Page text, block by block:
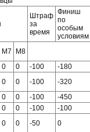
Штраф
за
время
Финиш
по
особым
условиям
М7
М8
0 0 -100
-180
0 0 -100
-320
0 0 -100
-450
0 0 -100
-100
0 0 -50
0